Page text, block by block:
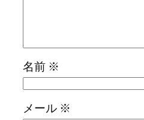
名前 ※
メール ※